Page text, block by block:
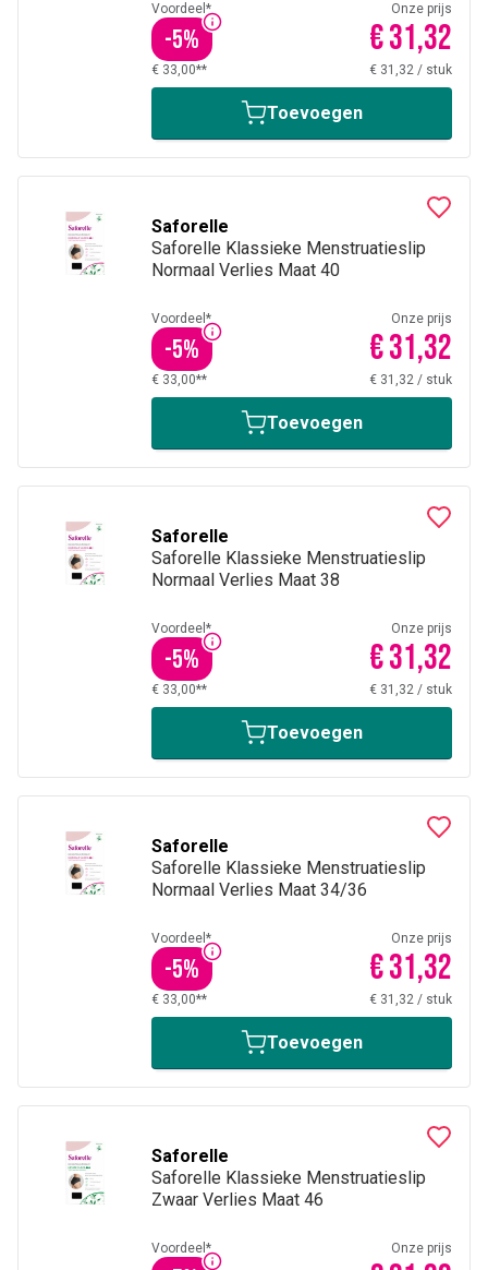
Voordeel*
-5%
Onze prijs
€ 31,32
€ 33,00** € 31,32 / stuk
Toevoegen
Saforelle
Saforelle Klassieke Menstruatieslip
Normaal Verlies Maat 40
Voordeel*
-5%
Onze prijs
€ 31,32
€ 33,00** € 31,32 / stuk
Toevoegen
Saforelle
Saforelle Klassieke Menstruatieslip
Normaal Verlies Maat 38
Voordeel*
-5%
Onze prijs
€ 31,32
€ 33,00** € 31,32 / stuk
Toevoegen
Saforelle
Saforelle Klassieke Menstruatieslip
Normaal Verlies Maat 34/36
Voordeel*
-5%
Onze prijs
€ 31,32
€ 33,00** € 31,32 / stuk
Toevoegen
Saforelle
Saforelle Klassieke Menstruatieslip
Zwaar Verlies Maat 46
Voordeel* Onze prijs